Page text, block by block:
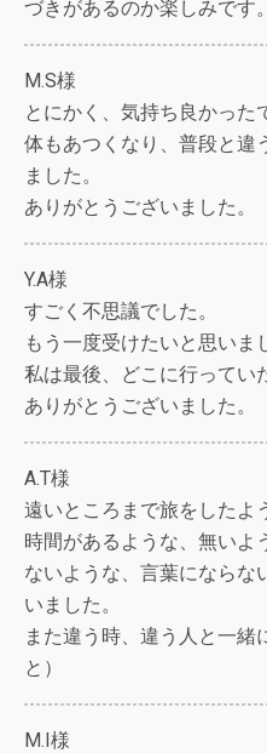
づきがあるのか楽しみです。
M.S様
とにかく、気持ち良かった
体もあつくなり、普段と違
ました。
ありがとうございました。
Y.A様
すごく不思議でした。
もう一度受けたいと思いま
私は最後、どこに行ってい
ありがとうございました。
A.T様
遠いところまで旅をしたよ
時間があるような、無いよ
ないような、言葉にならな
いました。
また違う時、違う人と一緒
と）
M.I様